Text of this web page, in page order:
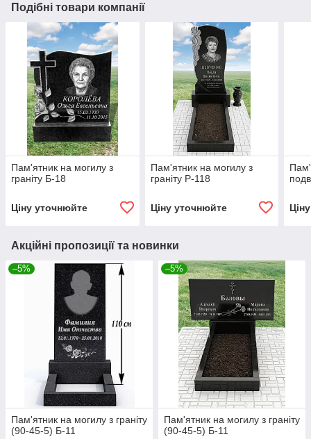
Подібні товари компанії
Пам'ятник на могилу з
граніту Б-18
Ціну уточнюйте
Пам'ятник на могилу з
граніту Р-118
Ціну уточнюйте
Акційні пропозиції та новинки
–5%
Пам'ятник на могилу з граніту
(90-45-5) Б-11
–5%
Пам'ятник на могилу з граніту
(90-45-5) Б-11